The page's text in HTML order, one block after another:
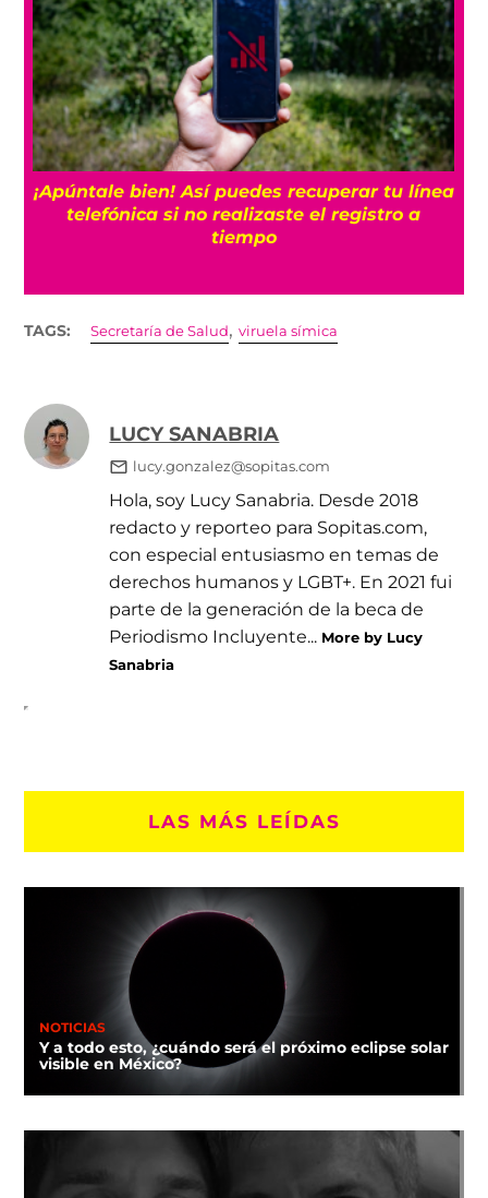
¡Apúntale bien! Así puedes recuperar tu línea
telefónica si no realizaste el registro a
tiempo
TAGS: Secretaría de Salud,viruela símica
LUCY SANABRIA
lucy.gonzalez@sopitas.com
Hola, soy Lucy Sanabria. Desde 2018
redacto y reporteo para Sopitas.com,
con especial entusiasmo en temas de
derechos humanos y LGBT+. En 2021 fui
parte de la generación de la beca de
Periodismo Incluyente... More by Lucy
Sanabria
LAS MÁS LEÍDAS
NOTICIAS
Y a todo esto, ¿cuándo será el próximo eclipse solar
visible en México?